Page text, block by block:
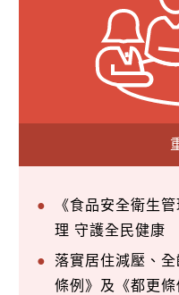
《食品安全衛生
理 守護全民健康
落實居住減壓、
條例》及《都更條